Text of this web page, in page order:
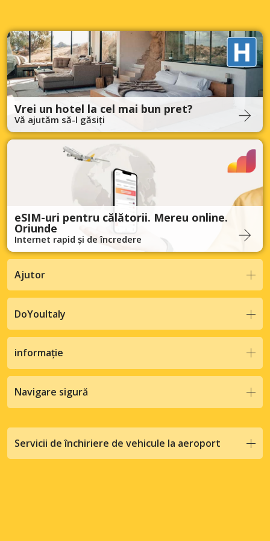
Vrei un hotel la cel mai bun pret?
Vă ajutăm să-l găsiți
eSIM-uri pentru călătorii. Mereu online.
Oriunde
Internet rapid și de încredere
Ajutor
DoYouItaly
informație
Navigare sigură
Servicii de închiriere de vehicule la aeroport